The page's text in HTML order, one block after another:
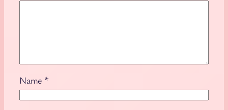
Name *